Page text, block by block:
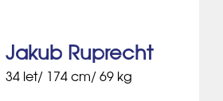
Jakub Ruprecht
34 let/ 174 cm/ 69 kg